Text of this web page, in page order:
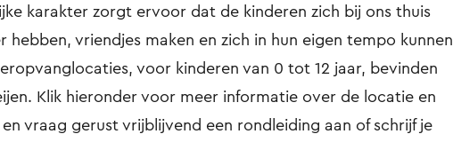
karakter zorgt ervoor dat de kinderen zich bij ons thuis
hebben, vriendjes maken en zich in hun eigen tempo kunnen
voor kinderen van 0 tot 12 jaar, bevinden
Klik hieronder voor meer informatie over de locatie en
vraag gerust vrijblijvend een rondleiding aan of schrijf je